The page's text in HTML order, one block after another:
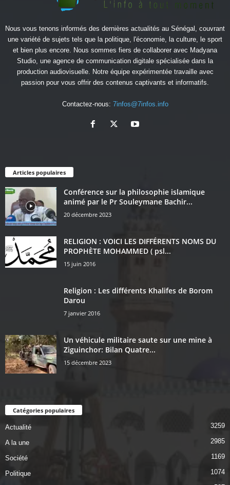
Nous vous tenons informés des dernières actualités au Sénégal, couvrant
une variété de sujets tels que la politique, l'économie, la culture, le sport
et bien plus encore. Nous sommes fiers de collaborer avec Madyana
Studio , une agence de communication digitale spécialisée dans la
production audiovisuelle. Notre équipe expérimentée travaille avec
passion pour vous offrir des contenus captivants et informatifs.
Contactez-nous: 7infos@7infos.info
Articles populaires
Conférence sur la philosophie islamique
animé par le Pr Souleymane Bachir...
20 décembre 2023
RELIGION : VOICI LES DIFFÉRENTS NOMS DU
PROPHÈTE MOHAMMED ( psl...
15 juin 2016
Religion : Les différents Khalifes de Borom
Darou
7 janvier 2016
Un véhicule militaire saute sur une mine à
Ziguinchor: Bilan Quatre...
15 décembre 2023
Catégories populaires
Actualité 3259
A la une 2985
Société 1169
Politique 1074